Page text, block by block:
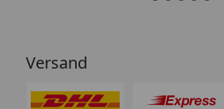
Versand